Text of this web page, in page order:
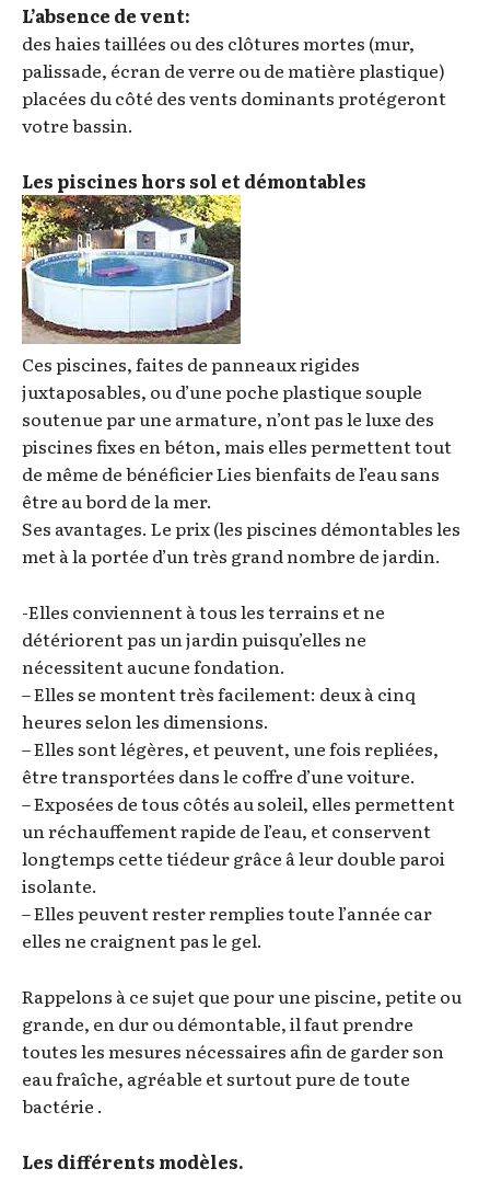
L’absence de vent:
des haies taillées ou des clôtures mortes (mur,
palissade, écran de verre ou de matière plastique)
placées du côté des vents dominants protégeront
votre bassin.
Les piscines hors sol et démontables
Ces piscines, faites de panneaux rigides
juxtaposables, ou d’une poche plastique souple
soutenue par une armature, n’ont pas le luxe des
piscines fixes en béton, mais elles permettent tout
de même de bénéficier Lies bienfaits de l’eau sans
être au bord de la mer.
Ses avantages. Le prix (les piscines démontables les
met à la portée d’un très grand nombre de jardin.
-Elles conviennent à tous les terrains et ne
détériorent pas un jardin puisqu’elles ne
nécessitent aucune fondation.
– Elles se montent très facilement: deux à cinq
heures selon les dimensions.
– Elles sont légères, et peuvent, une fois repliées,
être transportées dans le coffre d’une voiture.
– Exposées de tous côtés au soleil, elles permettent
un réchauffement rapide de l’eau, et conservent
longtemps cette tiédeur grâce â leur double paroi
isolante.
– Elles peuvent rester remplies toute l’année car
elles ne craignent pas le gel.
Rappelons à ce sujet que pour une piscine, petite ou
grande, en dur ou démontable, il faut prendre
toutes les mesures nécessaires afin de garder son
eau fraîche, agréable et surtout pure de toute
bactérie .
Les différents modèles.